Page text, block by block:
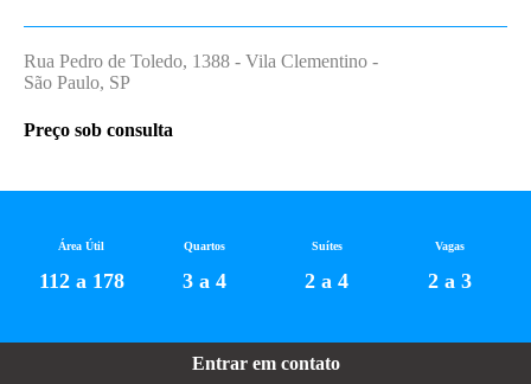
Entrar em contato
Área Útil
112 a 178
Quartos
3 a 4
Suítes
2 a 4
Vagas
2 a 3
Rua Pedro de Toledo, 1388 - Vila Clementino -
São Paulo, SP
Preço sob consulta